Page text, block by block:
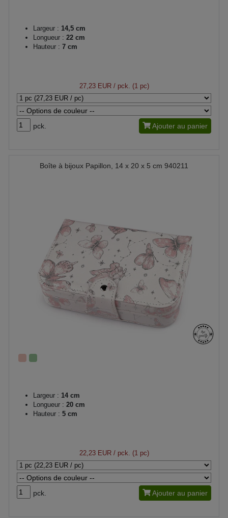
Largeur : 14,5 cm
Longueur : 22 cm
Hauteur : 7 cm
27,23 EUR/ pck. (1 pc)
pck. Ajouter au panier
Boîte à bijoux Papillon, 14 x 20 x 5 cm 940211
Largeur : 14 cm
Longueur : 20 cm
Hauteur : 5 cm
22,23 EUR/ pck. (1 pc)
pck. Ajouter au panier